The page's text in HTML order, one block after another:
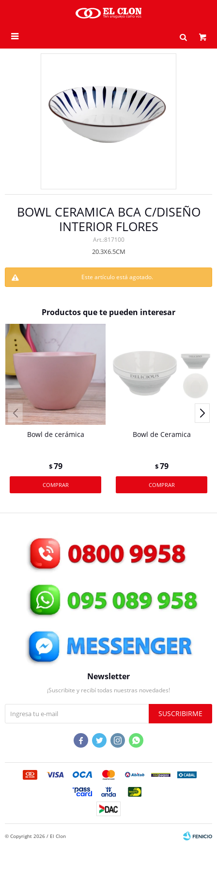

BOWL CERAMICA BCA C/DISEÑO
INTERIOR FLORES
817100
20.3X6.5CM
Este artículo está agotado.
Productos que te pueden interesar
Bowl de cerámica
$79
Bowl de Ceramica
$79
Newsletter
¡Suscribite y recibí todas nuestras novedades!
SUSCRIBIRME
   
© Copyright 2026 / El Clon